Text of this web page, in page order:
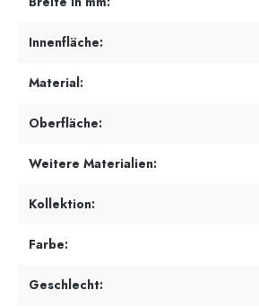
Innenfläche:
Material:
Oberfläche:
Weitere Materialien:
Kollektion:
Farbe:
Geschlecht: